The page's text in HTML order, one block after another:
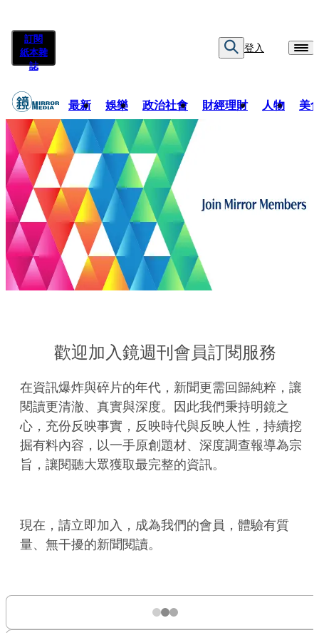
訂閱
紙本雜
誌
登入
最新 娛樂 政治社會 財經理財 人物 美
歡迎加入鏡週刊會員訂閱服務
在資訊爆炸與碎片的年代，新聞更需回歸純粹，讓
閱讀更清澈、真實與深度。因此我們秉持明鏡之
心，充份反映事實，反映時代與反映人性，持續挖
掘有料內容，以一手原創題材、深度調查報導為宗
旨，讓閱聽大眾獲取最完整的資訊。
現在，請立即加入，成為我們的會員，體驗有質
量、無干擾的新聞閱讀。